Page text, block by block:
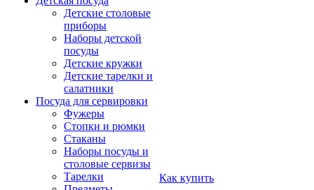
Детские столовые
приборы
Наборы детской
посуды
Детские кружки
Детские тарелки и
салатники
Посуда для сервировки
Фужеры
Стопки и рюмки
Стаканы
Наборы посуды и
столовые сервизы
Тарелки
Как купить